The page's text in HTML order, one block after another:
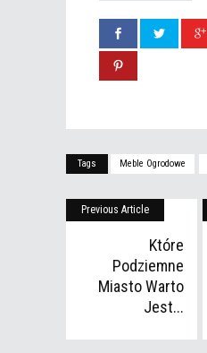
Tags Meble Ogrodowe
Previous Article
Które
Podziemne
Miasto Warto
Jest...